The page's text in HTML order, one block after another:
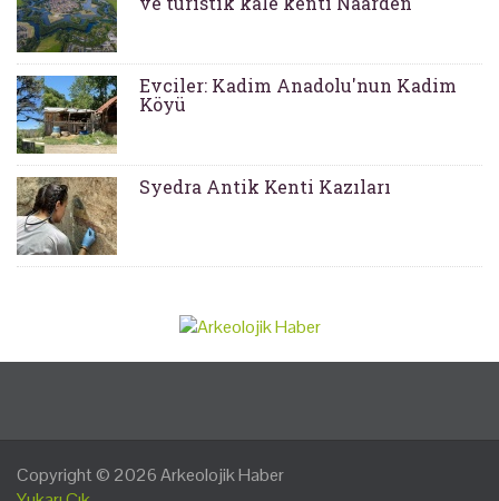
Evciler: Kadim Anadolu'nun Kadim
Köyü
Syedra Antik Kenti Kazıları
Copyright © 2026Arkeolojik Haber